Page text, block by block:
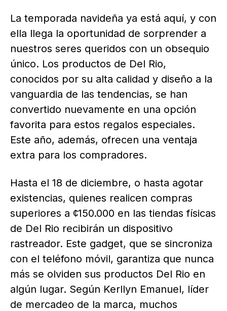
La temporada navideña ya está aquí, y con
ella llega la oportunidad de sorprender a
nuestros seres queridos con un obsequio
único. Los productos de Del Rio,
conocidos por su alta calidad y diseño a la
vanguardia de las tendencias, se han
convertido nuevamente en una opción
favorita para estos regalos especiales.
Este año, además, ofrecen una ventaja
extra para los compradores.
Hasta el 18 de diciembre, o hasta agotar
existencias, quienes realicen compras
superiores a ¢150.000 en las tiendas físicas
de Del Rio recibirán un dispositivo
rastreador. Este gadget, que se sincroniza
con el teléfono móvil, garantiza que nunca
más se olviden sus productos Del Rio en
algún lugar. Según Kerllyn Emanuel, líder
de mercadeo de la marca, muchos